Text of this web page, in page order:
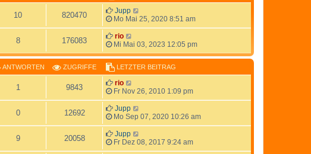
10 820470
Jupp
Mo Mai 25, 2020 8:51 am
8 176083
rio
Mi Mai 03, 2023 12:05 pm
ANTWORTEN ZUGRIFFE LETZTER BEITRAG
1 9843
rio
Fr Nov 26, 2010 1:09 pm
0 12692
Jupp
Mo Sep 07, 2020 10:26 am
9 20058
Jupp
Fr Dez 08, 2017 9:24 am